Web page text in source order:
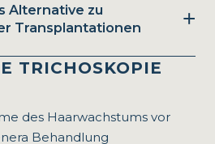
Alternative zu
Transplantationen
TRICHOSKOPIE
des Haarwachstums vor
Behandlung